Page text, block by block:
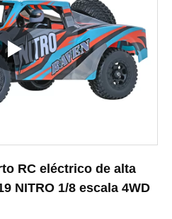
RC eléctrico de alta
NITRO 1/8 escala 4WD